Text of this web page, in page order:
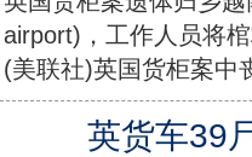
airport)，工作人员将
(美联社)英国货柜案中
英货车39